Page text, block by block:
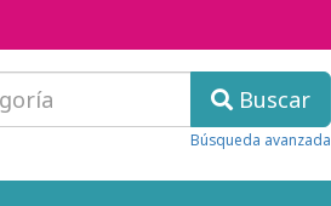
Buscar
Búsqueda avanzada